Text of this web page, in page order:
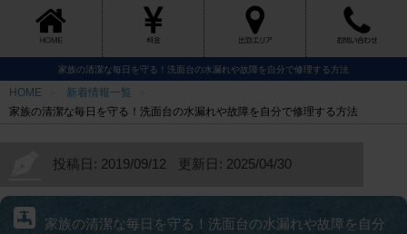
家族の清潔な毎日を守る！洗面台の水漏れや故障を自分で修理する方法
HOME
新着情報一覧
家族の清潔な毎日を守る！洗面台の水漏れや故障を自分で修理する方法
投稿日: 2019/09/12 更新日: 2025/04/30
家族の清潔な毎日を守る！洗面台の水漏れや故障を自分